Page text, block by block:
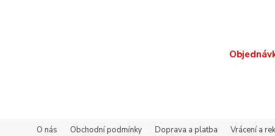
O nás Obchodní podmínky Doprava a platba Vrácení a